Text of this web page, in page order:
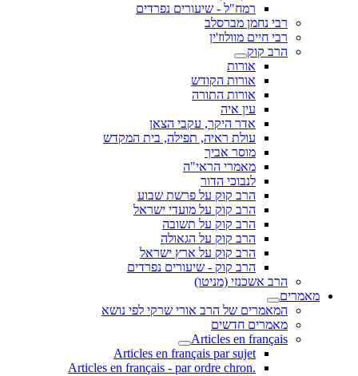
רמח"ל - שיעורים נפרדים
רבי נחמן מברסלב
רבי חיים מוולוז'ין
הרב קוק
אורות
אורות הקודש
אורות התורה
עין איה
אדר היקר, עקבי הצאן
עולת ראיה, תפילה, בית המקדש
מוסר אביך
מאמרי הראי"ה
לנבוכי הדור
הרב קוק על פרשת שבוע
הרב קוק על מועדי ישראל
הרב קוק על תשובה
הרב קוק על הגאולה
הרב קוק על ארץ ישראל
הרב קוק - שיעורים נפרדים
הרב אשכנזי (מניטו)
מאמרים
המאמרים של הרב אורי שרקי לפי נושא
מאמרים חדשים
Articles en français
Articles en français par sujet
.Articles en français - par ordre chron